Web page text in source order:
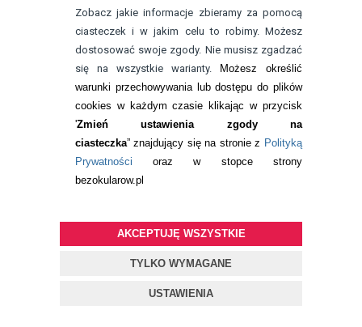
Zobacz jakie informacje zbieramy za pomocą
ciasteczek i w jakim celu to robimy. Możesz
dostosować swoje zgody. Nie musisz zgadzać
się na wszystkie warianty.
Możesz określić
warunki przechowywania lub dostępu do plików
cookies w każdym czasie klikając w przycisk
'Zmień ustawienia zgody na
ciasteczka” znajdujący się na stronie z Polityką
Prywatności oraz w stopce strony
bezokularow.pl
AKCEPTUJĘ WSZYSTKIE
TYLKO WYMAGANE
USTAWIENIA
soczewek kontaktowych miękkich. Od
ponad 10 lat pracuje w branży
związanej z korekcją wzroku jako
optometrysta pracujący w gabinecie.
Pomaga pacjentom przeprowadzając
badania wad refrakcji, dobierając
okulary oraz soczewki kontaktowe.
Twoja opinia może być pierwsza.
Pokazuje 0-0 z 0 opinii
DODAJ OPINIĘ